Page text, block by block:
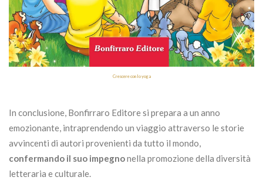
Crescere con lo yoga
In conclusione, Bonfirraro Editore si prepara a un anno
emozionante, intraprendendo un viaggio attraverso le storie
avvincenti di autori provenienti da tutto il mondo,
confermando il suo impegnonella promozione della diversità
letteraria e culturale.